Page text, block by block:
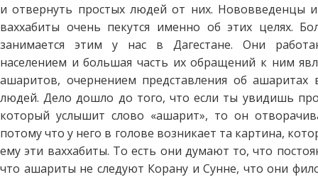
и отвернуть простых людей от них. Нововведенцы
ваххабиты очень пекутся именно об этих целях.
занимается этим у нас в Дагестане. Они
населением и большая часть их обращений к ним
ашаритов, очернением представления об ашаритах
людей. Дело дошло до того, что если ты увидишь
который услышит слово «ашарит», то он
потому что у него в голове возникает та картина,
ему эти ваххабиты. То есть они думают то, что
что ашариты не следуют Корану и Сунне, что они